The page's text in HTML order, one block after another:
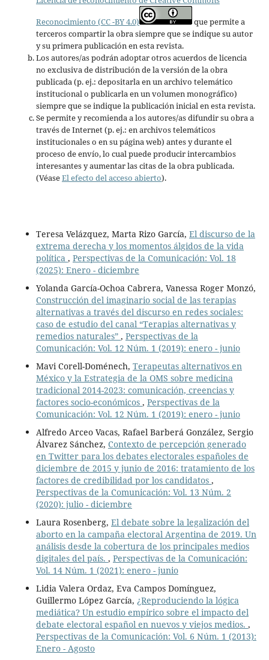
Reconocimiento (CC -BY 4.0)
que permite a
terceros compartir la obra siempre que se indique su autor
y su primera publicación en esta revista.
Los autores/as podrán adoptar otros acuerdos de licencia
no exclusiva de distribución de la versión de la obra
publicada (p. ej.: depositarla en un archivo telemático
institucional o publicarla en un volumen monográfico)
siempre que se indique la publicación inicial en esta revista.
Se permite y recomienda a los autores/as difundir su obra a
través de Internet (p. ej.: en archivos telemáticos
institucionales o en su página web) antes y durante el
proceso de envío, lo cual puede producir intercambios
interesantes y aumentar las citas de la obra publicada.
(VéaseEl efecto del acceso abierto).
Teresa Velázquez, Marta Rizo García, El discurso de la
extrema derecha y los momentos álgidos de la vida
política , Perspectivas de la Comunicación: Vol. 18
(2025): Enero - diciembre
Yolanda García-Ochoa Cabrera, Vanessa Roger Monzó,
Construcción del imaginario social de las terapias
alternativas a través del discurso en redes sociales:
caso de estudio del canal “Terapias alternativas y
remedios naturales” , Perspectivas de la
Comunicación: Vol. 12 Núm. 1 (2019): enero - junio
Mavi Corell-Doménech, Terapeutas alternativos en
México y la Estrategia de la OMS sobre medicina
tradicional 2014-2023: comunicación, creencias y
factores socio-económicos , Perspectivas de la
Comunicación: Vol. 12 Núm. 1 (2019): enero - junio
Alfredo Arceo Vacas, Rafael Barberá González, Sergio
Álvarez Sánchez, Contexto de percepción generado
en Twitter para los debates electorales españoles de
diciembre de 2015 y junio de 2016: tratamiento de los
factores de credibilidad por los candidatos ,
Perspectivas de la Comunicación: Vol. 13 Núm. 2
(2020): julio - diciembre
Laura Rosenberg, El debate sobre la legalización del
aborto en la campaña electoral Argentina de 2019. Un
análisis desde la cobertura de los principales medios
digitales del país. , Perspectivas de la Comunicación:
Vol. 14 Núm. 1 (2021): enero - junio
Lidia Valera Ordaz, Eva Campos Domínguez,
Guillermo López García, ¿Reproduciendo la lógica
mediática? Un estudio empírico sobre el impacto del
debate electoral español en nuevos y viejos medios. ,
Perspectivas de la Comunicación: Vol. 6 Núm. 1 (2013):
Enero - Agosto